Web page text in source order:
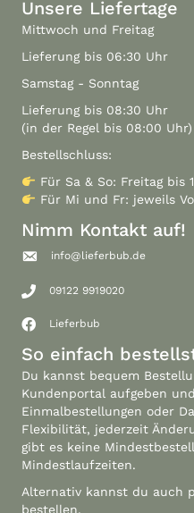
Unsere Liefertage
Mittwoch und Freitag
Lieferung bis 06:30 Uhr
Samstag - Sonntag
Lieferung bis 08:30 Uhr
(in der Regel bis 08:00 Uhr)
Bestellschluss:
Für Sa & So: Freitag bis
Für Mi und Fr: jeweils
Nimm Kontakt auf!
info@lieferbub.de
09122 9919020
Lieferbub
So einfach
Du kannst bequem
Kundenportal aufgeben
Einmalbestellungen oder
Flexibilität, jederzeit
gibt es keine
Mindestlaufzeiten.
Alternativ kannst du auch
bestellen.